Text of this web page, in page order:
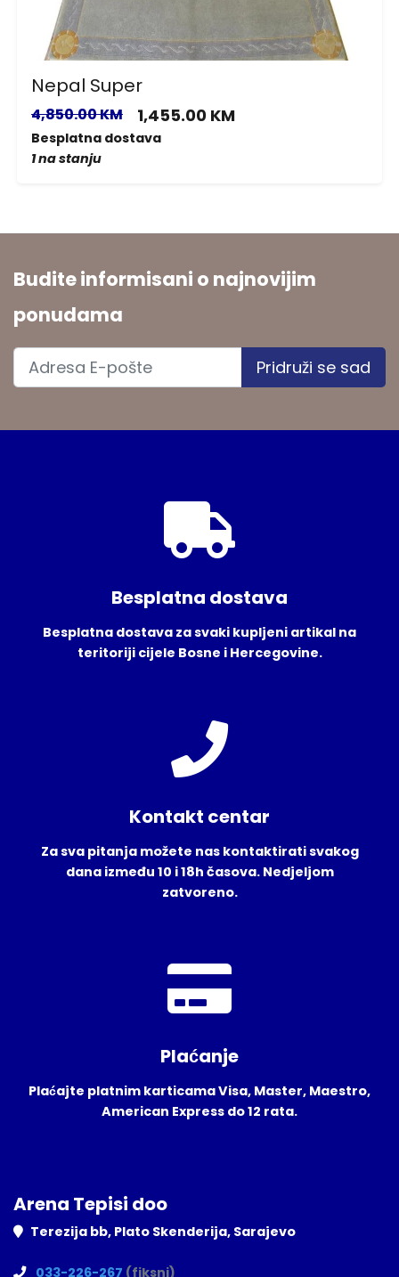
Nepal Super
4,850.00 KM 1,455.00 KM
Besplatna dostava
1 na stanju
Budite informisani o najnovijim
ponudama
Pridruži se sad
Besplatna dostava
Besplatna dostava za svaki kupljeni artikal na
teritoriji cijele Bosne i Hercegovine.
Kontakt centar
Za sva pitanja možete nas kontaktirati svakog
dana između 10 i 18h časova. Nedjeljom
zatvoreno.
Plaćanje
Plaćajte platnim karticama Visa, Master, Maestro,
American Express do 12 rata.
Arena Tepisi doo
Terezija bb, Plato Skenderija, Sarajevo
033-226-267 (fiksni)